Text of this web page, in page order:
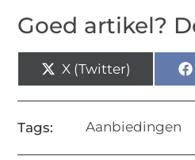
Goed artikel?
X (Twitter)
Tags: Aanbiedingen